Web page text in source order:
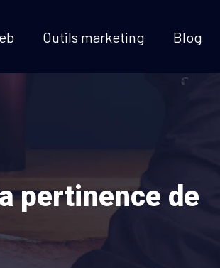
Outils marketing Blog
pertinence de